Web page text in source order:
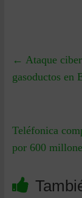
← Ataque
gasoductos en
Teléfonica
por 600